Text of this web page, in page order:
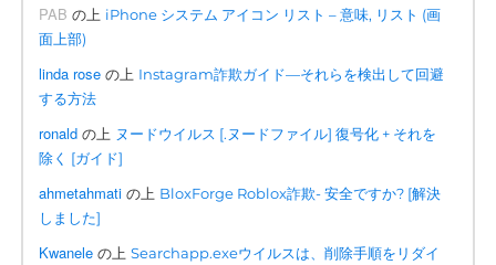
PAB の上 iPhone システム アイコン リスト – 意味, リスト (画
面上部)
linda rose の上 Instagram詐欺ガイド—それらを検出して回避
する方法
ronald の上 ヌードウイルス [.ヌードファイル] 復号化 + それを
除く [ガイド]
ahmetahmati の上 BloxForge Roblox詐欺- 安全ですか? [解決
しました]
Kwanele の上Searchapp.exeウイルスは、削除手順をリダイ